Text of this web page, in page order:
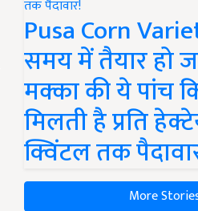
Pusa Corn
समय में तैयार हो
मक्का की ये पांच
मिलती है प्रति
क्विंटल तक
More